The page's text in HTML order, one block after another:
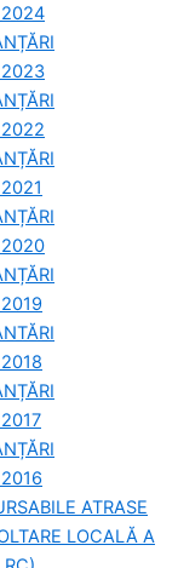
2024
2023
2022
2020
ATRASE
LOCALĂ A